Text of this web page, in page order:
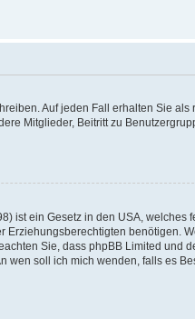
Auf jeden Fall erhalten Sie als
Mitglieder, Beitritt zu
ist ein Gesetz in den USA, welches
benötigen.
Sie, dass phpBB Limited und
wen soll ich mich wenden, falls es